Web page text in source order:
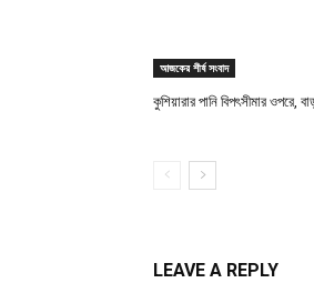
আজকের শীর্ষ সংবাদ
কুশিয়ারার পানি বিপৎসীমার ওপরে,
LEAVE A REPLY